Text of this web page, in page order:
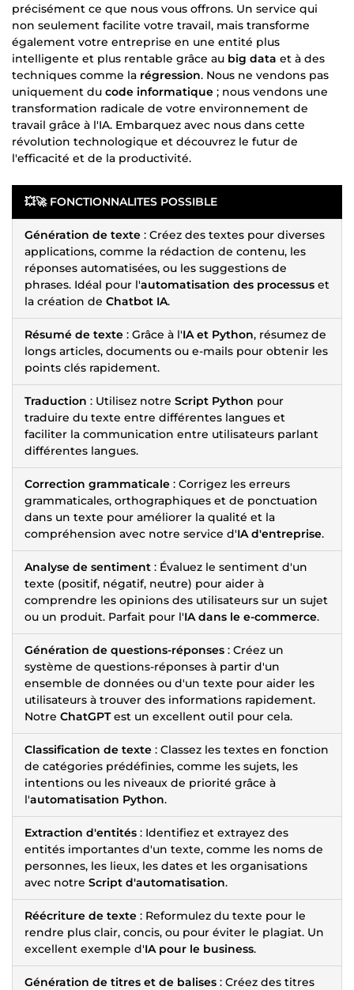
précisément ce que nous vous offrons. Un service qui
non seulement facilite votre travail, mais transforme
également votre entreprise en une entité plus
intelligente et plus rentable grâce au big data et à des
techniques comme la régression. Nous ne vendons pas
uniquement du code informatique ; nous vendons une
transformation radicale de votre environnement de
travail grâce à l'IA. Embarquez avec nous dans cette
révolution technologique et découvrez le futur de
l'efficacité et de la productivité.
💥🚀 FONCTIONNALITES POSSIBLE
Génération de texte : Créez des textes pour diverses
applications, comme la rédaction de contenu, les
réponses automatisées, ou les suggestions de
phrases. Idéal pour l'automatisation des processus et
la création de Chatbot IA.
Résumé de texte : Grâce à l'IA et Python, résumez de
longs articles, documents ou e-mails pour obtenir les
points clés rapidement.
Traduction : Utilisez notre Script Python pour
traduire du texte entre différentes langues et
faciliter la communication entre utilisateurs parlant
différentes langues.
Correction grammaticale : Corrigez les erreurs
grammaticales, orthographiques et de ponctuation
dans un texte pour améliorer la qualité et la
compréhension avec notre service d'IA d'entreprise.
Analyse de sentiment : Évaluez le sentiment d'un
texte (positif, négatif, neutre) pour aider à
comprendre les opinions des utilisateurs sur un sujet
ou un produit. Parfait pour l'IA dans le e-commerce.
Génération de questions-réponses : Créez un
système de questions-réponses à partir d'un
ensemble de données ou d'un texte pour aider les
utilisateurs à trouver des informations rapidement.
Notre ChatGPTest un excellent outil pour cela.
Classification de texte : Classez les textes en fonction
de catégories prédéfinies, comme les sujets, les
intentions ou les niveaux de priorité grâce à
l'automatisation Python.
Extraction d'entités : Identifiez et extrayez des
entités importantes d'un texte, comme les noms de
personnes, les lieux, les dates et les organisations
avec notre Script d'automatisation.
Réécriture de texte : Reformulez du texte pour le
rendre plus clair, concis, ou pour éviter le plagiat. Un
excellent exemple d'IA pour le business.
Génération de titres et de balises : Créez des titres